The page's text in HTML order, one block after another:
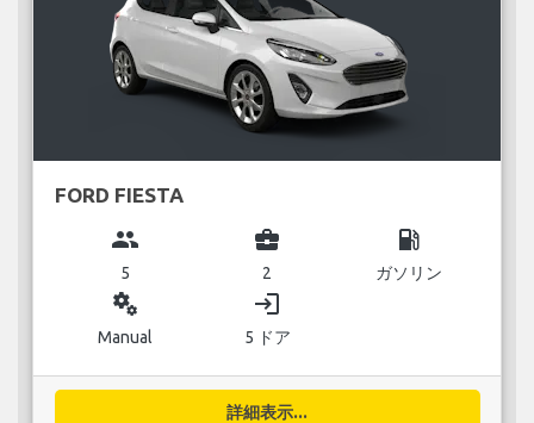
FORD FIESTA
group
5
business_center
2
local_gas_station
ガソリン
miscellaneous_services
Manual
login
5 ドア
詳細表示...